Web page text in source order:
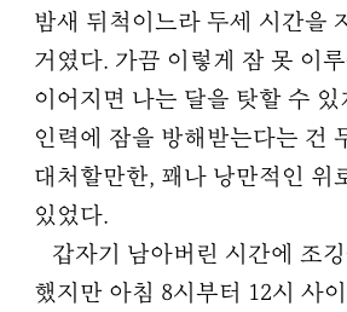
밤새 뒤척이느라 두세 시간을
거였다. 가끔 이렇게 잠 못 이루
이어지면 나는 달을 탓할 수 있
인력에 잠을 방해받는다는 건
대처할만한, 꽤나 낭만적인 위
있었다.
갑자기 남아버린 시간에 조
했지만 아침 8시부터 12시 사